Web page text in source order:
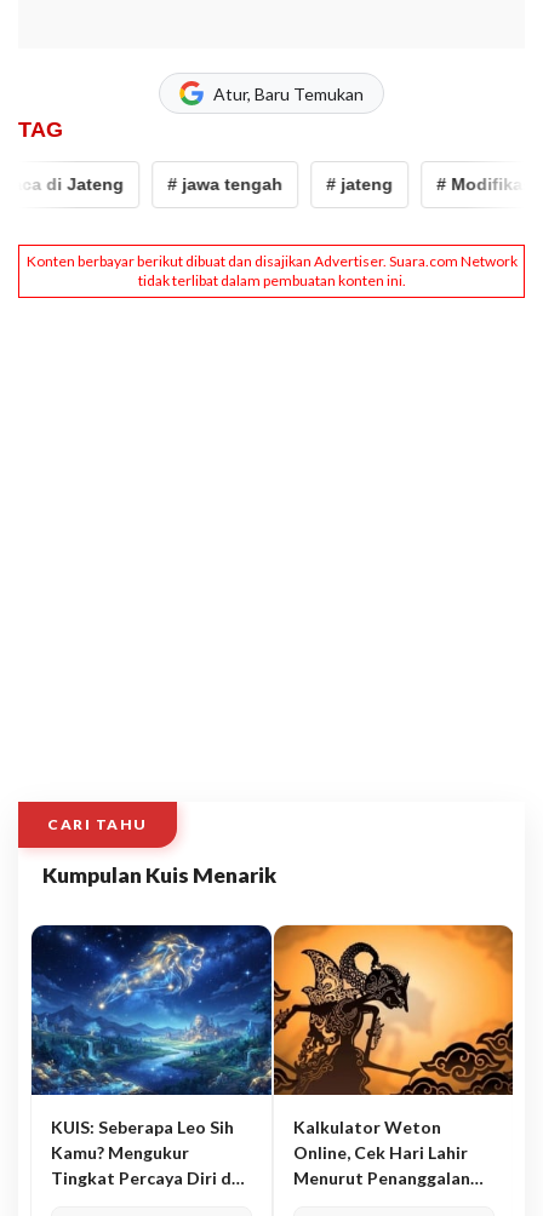
Atur, Baru Temukan
TAG
di Jateng # jawa tengah # jateng # Modifikasi
CARI TAHU
Kumpulan Kuis Menarik
KUIS: Seberapa Leo Sih
Kamu? Mengukur
Tingkat Percaya Diri dan
Kalkulator Weton
Online, Cek Hari Lahir
Menurut Penanggalan